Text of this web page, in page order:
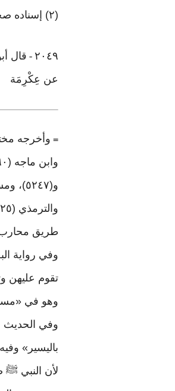
(٢) إسناده صحيح. أبو معاوية: هو محمد بن خازم الضرير، والاعمش: هو سليمان بن مهران
٢٠٤٩ - قال
عن عِكْرِمَة
=
طريق محارب بن دثار
وفي رواية
تقوم عليهن
وهو في «مسند أحمد» (١٤١٣٢)،
باليسير»
لأن النبي